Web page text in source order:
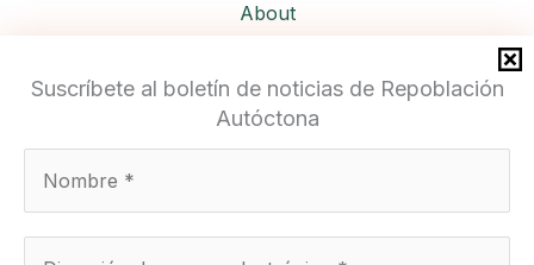
Suscríbete al boletín de noticias de Repoblación
Autóctona
About